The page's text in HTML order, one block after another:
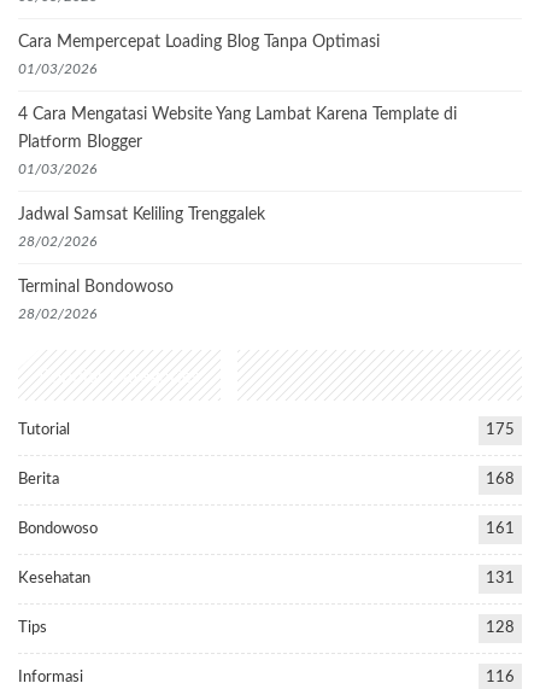
Cara Mempercepat Loading Blog Tanpa Optimasi
01/03/2026
4 Cara Mengatasi Website Yang Lambat Karena Template di
Platform Blogger
01/03/2026
Jadwal Samsat Keliling Trenggalek
28/02/2026
Terminal Bondowoso
28/02/2026
Popular Categories
Tutorial 175
Berita 168
Bondowoso 161
Kesehatan 131
Tips 128
Informasi 116